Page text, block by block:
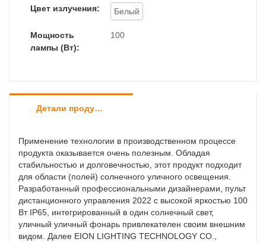
различных клиентов. Качество продукции
признается клиентами. Поэтому это может
широко использоваться для других солнечных
огней.
Цвет излучения: Белый
Мощность
лампы (Вт):
100
Детали продуктов
Применение технологии в производственном процессе
продукта оказывается очень полезным. Обладая
стабильностью и долговечностью, этот продукт подходит
для области (полей) солнечного уличного освещения.
Разработанный профессиональными дизайнерами, пульт
дистанционного управления 2022 с высокой яркостью 100
Вт IP65, интегрированный в один солнечный свет,
уличный уличный фонарь привлекателен своим внешним
видом. Далее EION LIGHTING TECHNOLOGY CO.,